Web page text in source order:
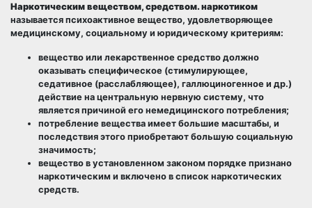
Наркотическим веществом, средством. наркотиком
называется психоактивное вещество, удовлетворяющее
медицинскому, социальному и юридическому критериям:
вещество или лекарственное средство должно
оказывать специфическое (стимулирующее,
седативное (расслабляющее), галлюциногенное и др.)
действие на центральную нервную систему, что
является причиной его немедицинского потребления;
потребление вещества имеет большие масштабы, и
последствия этого приобретают большую социальную
значимость;
вещество в установленном законом порядке признано
наркотическим и включено в список наркотических
средств.